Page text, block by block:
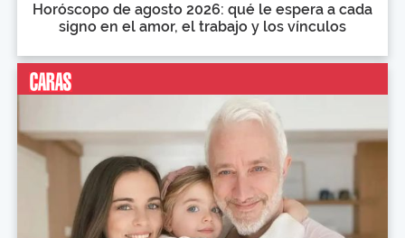
Horóscopo de agosto 2026: qué le espera a cada
signo en el amor, el trabajo y los vínculos